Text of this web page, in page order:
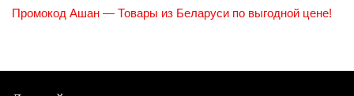
Промокод Ашан — Товары из Беларуси по выгодной цене!